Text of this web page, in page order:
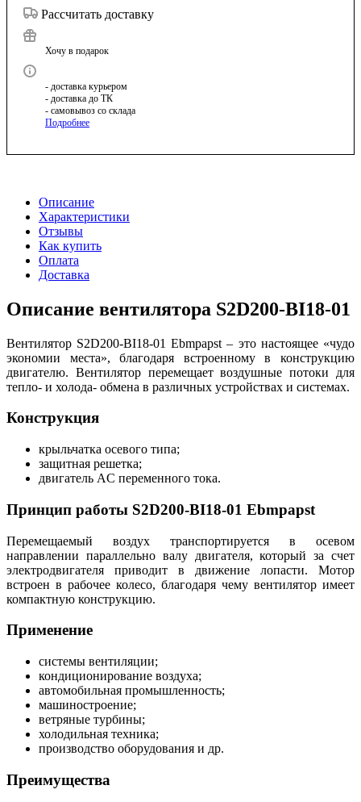
Рассчитать доставку
Хочу в подарок
- доставка курьером
- доставка до ТК
- самовывоз со склада
Подробнее
Описание
Характеристики
Отзывы
Как купить
Оплата
Доставка
Описание вентилятора S2D200-BI18-01
Вентилятор S2D200-BI18-01 Ebmpapst – это настоящее «чудо
экономии места», благодаря встроенному в конструкцию
двигателю. Вентилятор перемещает воздушные потоки для
тепло- и холода- обмена в различных устройствах и системах.
Конструкция
крыльчатка осевого типа;
защитная решетка;
двигатель AC переменного тока.
Принцип работы S2D200-BI18-01 Ebmpapst
Перемещаемый воздух транспортируется в осевом
направлении параллельно валу двигателя, который за счет
электродвигателя приводит в движение лопасти. Мотор
встроен в рабочее колесо, благодаря чему вентилятор имеет
компактную конструкцию.
Применение
системы вентиляции;
кондиционирование воздуха;
автомобильная промышленность;
машиностроение;
ветряные турбины;
холодильная техника;
производство оборудования и др.
Преимущества